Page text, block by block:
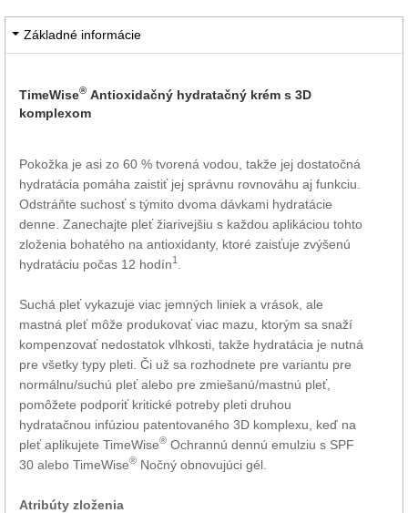
Základné informácie
TimeWise® Antioxidačný hydratačný krém s 3D
komplexom
Pokožka je asi zo 60 % tvorená vodou, takže jej dostatočná
hydratácia pomáha zaistiť jej správnu rovnováhu aj funkciu.
Odstráňte suchosť s týmito dvoma dávkami hydratácie
denne. Zanechajte pleť žiarivejšiu s každou aplikáciou tohto
zloženia bohatého na antioxidanty, ktoré zaisťuje zvýšenú
hydratáciu počas 12 hodín1
Suchá pleť vykazuje viac jemných liniek a vrások, ale
mastná pleť môže produkovať viac mazu, ktorým sa snaží
kompenzovať nedostatok vlhkosti, takže hydratácia je nutná
pre všetky typy pleti. Či už sa rozhodnete pre variantu pre
normálnu/suchú pleť alebo pre zmiešanú/mastnú pleť,
pomôžete podporiť kritické potreby pleti druhou
hydratačnou infúziou patentovaného 3D komplexu, keď na
pleť aplikujete TimeWise® Ochrannú dennú emulziu s SPF
30 alebo TimeWise® Nočný obnovujúci gél.
Atribúty zloženia